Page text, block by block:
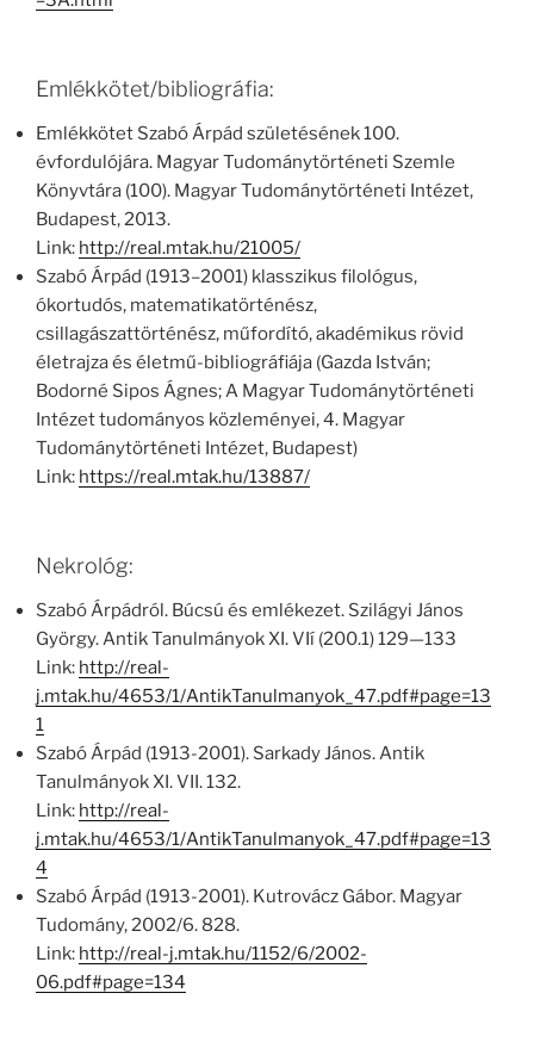
Emlékkötet/bibliográfia:
Emlékkötet Szabó Árpád születésének 100.
évfordulójára. Magyar Tudománytörténeti Szemle
Könyvtára (100). Magyar Tudománytörténeti Intézet,
Budapest, 2013.
Link: http://real.mtak.hu/21005/
Szabó Árpád (1913–2001) klasszikus filológus,
ókortudós, matematikatörténész,
csillagászattörténész, műfordító, akadémikus rövid
életrajza és életmű-bibliográfiája (Gazda István;
Bodorné Sipos Ágnes; A Magyar Tudománytörténeti
Intézet tudományos közleményei, 4. Magyar
Tudománytörténeti Intézet, Budapest)
Link: https://real.mtak.hu/13887/
Nekrológ:
Szabó Árpádról. Búcsú és emlékezet. Szilágyi János
György. Antik Tanulmányok XI. VIí (200.1) 129—133
Link: http://real-
j.mtak.hu/4653/1/AntikTanulmanyok_47.pdf#page=13
1
Szabó Árpád (1913-2001). Sarkady János. Antik
Tanulmányok XI. VII. 132.
Link: http://real-
j.mtak.hu/4653/1/AntikTanulmanyok_47.pdf#page=13
4
Szabó Árpád (1913-2001). Kutrovácz Gábor. Magyar
Tudomány, 2002/6. 828.
Link: http://real-j.mtak.hu/1152/6/2002-
06.pdf#page=134